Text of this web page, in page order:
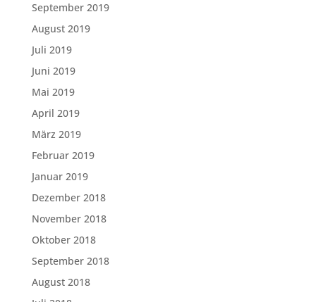
September 2019
August 2019
Juli 2019
Juni 2019
Mai 2019
April 2019
März 2019
Februar 2019
Januar 2019
Dezember 2018
November 2018
Oktober 2018
September 2018
August 2018